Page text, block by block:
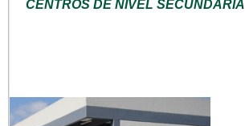
CENTROS DE NIVEL SECUNDARIA